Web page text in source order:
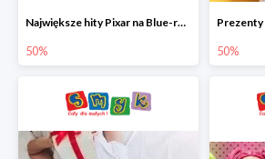
Największe hity Pixar na Blue-rey i DVD w Smyku - drugi film -50%
50% 50%